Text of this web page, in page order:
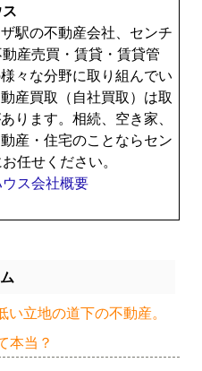
駅の不動産会社、センチ
産売買・賃貸・賃貸管
々な分野に取り組んでい
産買取（自社買取）は取
ります。相続、空き家、
産・住宅のことならセン
任せください。
ス会社概要
い立地の道下の不動産。
本当？